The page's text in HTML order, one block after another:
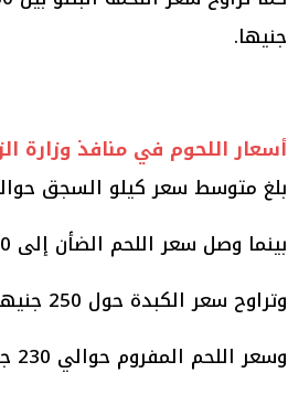
جنيها.
أسعار اللحوم في منافذ وزارة
بلغ متوسط سعر كيلو السجق حوالي 225
بينما وصل سعر اللحم الضأن إلى 350 جنيها للكيلو.
وتراوح سعر الكبدة حول 250 جنيها للكيلو.
وسعر اللحم المفروم حوالي 230 جنيها.